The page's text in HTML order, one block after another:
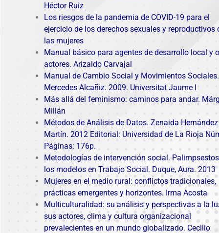
Héctor Ruiz
Los riesgos de la pandemia de COVID-19 para el
ejercicio de los derechos sexuales y reproductivos
las mujeres
Manual básico para agentes de desarrollo local y
actores. Arizaldo Carvajal
Manual de Cambio Social y Movimientos Sociales.
Mercedes Alcañiz. 2009. Universitat Jaume I
Más allá del feminismo: caminos para andar.
Millán
Métodos de Análisis de Datos. Zenaida Hernández
Martín. 2012 Editorial: Universidad de La Rioja
Páginas: 176p.
Metodologías de intervención social.
los modelos en Trabajo Social. Duque, Aura. 2013
Mujeres en el medio rural: conflictos tradicionales,
prácticas emergentes y horizontes. Irma Acosta
Multiculturalidad: su análisis y perspectivas a la
sus actores, clima y cultura organizacional
prevalecientes en un mundo globalizado. Cecilio